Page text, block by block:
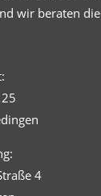
wir beraten
4